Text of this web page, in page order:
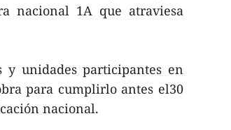
nacional 1A que atraviesa
y unidades participantes en
para cumplirlo antes el30
nacional.